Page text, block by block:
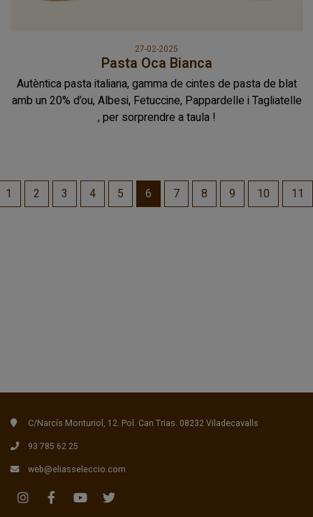
27-02-2025
Pasta Oca Bianca
Autèntica pasta italiana, gamma de cintes de pasta de blat
amb un 20% d’ou, Albesi, Fetuccine, Pappardelle i Tagliatelle
, per sorprendre a taula !
1 2 3 4 5 6 7 8 9 10 11
C/Narcís Monturiol, 12. Pol. Can Trias. 08232 Viladecavalls
93 785 62 25
web@eliasseleccio.com